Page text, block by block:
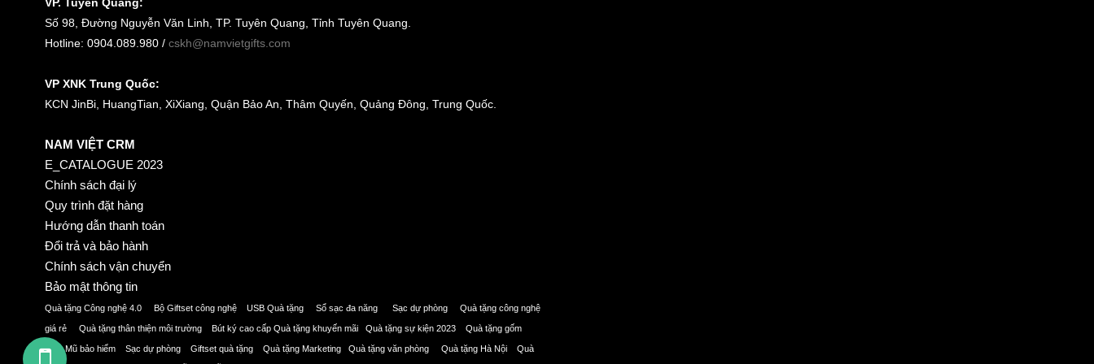
Số 98, Đường Nguyễn Văn Linh, TP. Tuyên Quang, Tỉnh Tuyên Quang.
Hotline: 0904.089.980 / cskh@namvietgifts.com
VP XNK Trung Quốc:
KCN JinBi, HuangTian, XiXiang, Quận Bảo An, Thâm Quyến, Quảng Đông, Trung Quốc.
NAM VIỆT CRM
E_CATALOGUE 2023
Chính sách đại lý
Quy trình đặt hàng
Hướng dẫn thanh toán
Đổi trả và bảo hành
Chính sách vận chuyển
Bảo mật thông tin
Quà tặng Công nghệ 4.0 Bộ Giftset công nghệ USB Quà tặng Sổ sạc đa năng Sạc dự phòng Quà tặng công nghệ
giá rẻ Quà tặng thân thiện môi trường Bút ký cao cấp Quà tặng khuyến mãi Quà tặng sự kiện 2023 Quà tặng gốm
sứ Mũ bảo hiểm Sạc dự phòng Giftset quà tặng Quà tặng Marketing Quà tặng văn phòng Quà tặng Hà Nội Quà
GỌI